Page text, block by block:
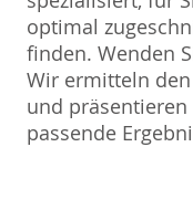
optimal
finden. Wenden
Wir ermitteln
und
passende